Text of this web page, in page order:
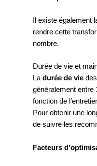
Il existe également
rendre cette
nombre.
Durée de vie et
Ladurée de viedes
généralement entre
fonction de
Pour obtenir une
de suivre les
Facteurs